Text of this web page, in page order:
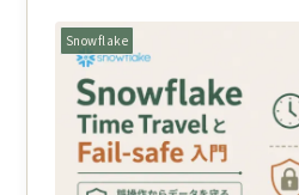
Snowflake